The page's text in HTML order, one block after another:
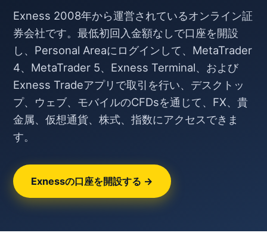
Exness 2008年から運営されているオンライン証
券会社です。最低初回入金額なしで口座を開設
し、Personal Areaにログインして、MetaTrader
4、MetaTrader 5、Exness Terminal、および
Exness Tradeアプリで取引を行い、デスクトッ
プ、ウェブ、モバイルのCFDsを通じて、FX、貴
金属、仮想通貨、株式、指数にアクセスできま
す。
Exnessの口座を開設する →